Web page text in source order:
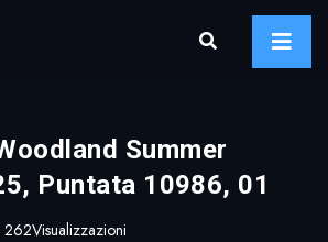
Summer
Puntata 10986, 01
262Visualizzazioni